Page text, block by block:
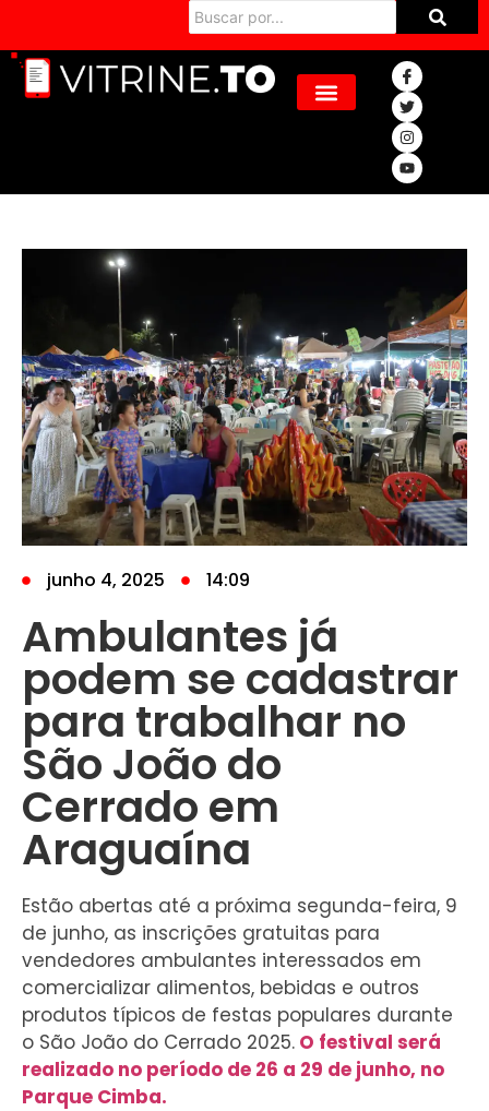
junho 4, 2025 14:09
Ambulantes já
podem se cadastrar
para trabalhar no
São João do
Cerrado em
Araguaína
Estão abertas até a próxima segunda-feira, 9
de junho, as inscrições gratuitas para
vendedores ambulantes interessados em
comercializar alimentos, bebidas e outros
produtos típicos de festas populares durante
o São João do Cerrado 2025. O festival será
realizado no período de 26 a 29 de junho, no
Parque Cimba.